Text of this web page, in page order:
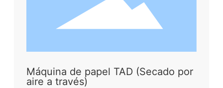
Máquina de papel TAD (Secado por
aire a través)